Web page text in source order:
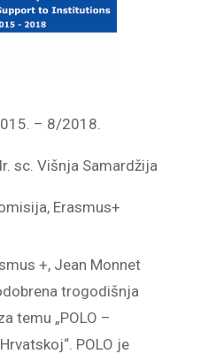
– 8/2018.
sc. Višnja Samardžija
Erasmus+
+, Jean Monnet
trogodišnja
temu „POLO –
POLO je